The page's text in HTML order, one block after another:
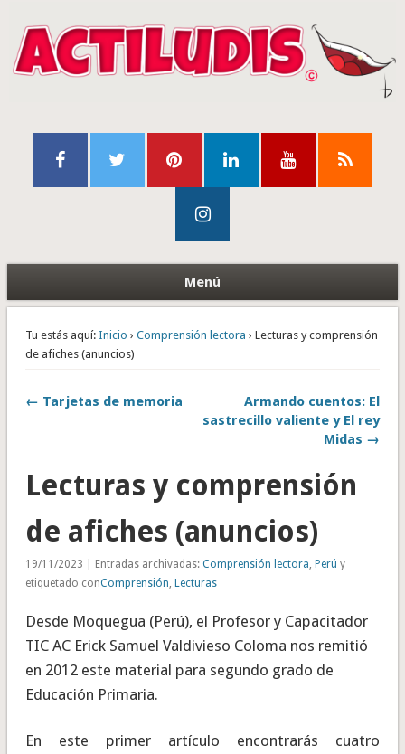
Menú
Tu estás aquí: Inicio › Comprensión lectora › Lecturas y comprensión
de afiches (anuncios)
← Tarjetas de memoria
Armando cuentos: El
sastrecillo valiente y El rey
Midas →
Lecturas y comprensión
de afiches (anuncios)
19/11/2023 | Entradas archivadas: Comprensión lectora, Perú y
etiquetado conComprensión, Lecturas
Desde Moquegua (Perú), el Profesor y Capacitador
TIC AC Erick Samuel Valdivieso Coloma nos remitió
en 2012 este material para segundo grado de
Educación Primaria.
En este primer artículo encontrarás cuatro